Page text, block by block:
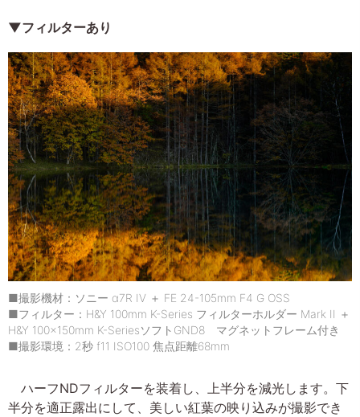
▼フィルターあり
■撮影機材：ソニー α7R IV ＋ FE 24-105mm F4 G OSS
■フィルター：H&Y 100mm K-Series フィルターホルダー Mark II ＋
H&Y 100x150mm K-SeriesソフトGND8 マグネットフレーム付き
■撮影環境：2秒 f11 ISO100 焦点距離68mm
ハーフNDフィルターを装着し、上半分を減光します。下
半分を適正露出にして、美しい紅葉の映り込みが撮影でき